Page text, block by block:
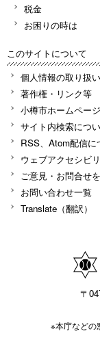
税金
お困りの時は
このサイトについて
個人情報の取り扱
著作権・リンク等
小樽市ホームペー
サイト内検索につ
RSS、Atom配信に
ウェブアクセシビ
ご意見・お問合せ
お問い合わせ一覧
Translate（翻訳）
〒
※本庁などの